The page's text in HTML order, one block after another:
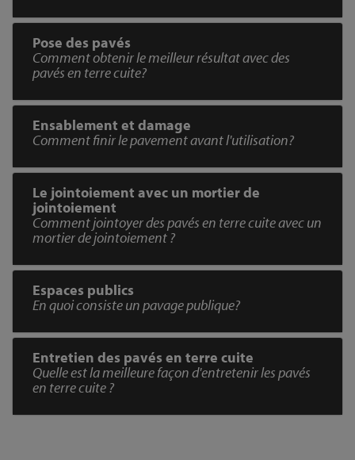
Pose des pavés
Comment obtenir le meilleur résultat avec des
pavés en terre cuite?
Ensablement et damage
Comment finir le pavement avant l'utilisation?
Le jointoiement avec un mortier de
jointoiement
Comment jointoyer des pavés en terre cuite avec un
mortier de jointoiement ?
Espaces publics
En quoi consiste un pavage publique?
Entretien des pavés en terre cuite
Quelle est la meilleure façon d'entretenir les pavés
en terre cuite ?